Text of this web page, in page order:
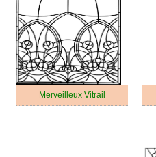
Merveilleux Vitrail